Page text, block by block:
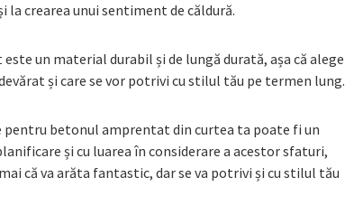
crearea unui sentiment de căldură.
un material durabil și de lungă durată, așa că alege
și care se vor potrivi cu stilul tău pe termen lung.
betonul amprentat din curtea ta poate fi un
și cu luarea în considerare a acestor sfaturi,
că va arăta fantastic, dar se va potrivi și cu stilul tău